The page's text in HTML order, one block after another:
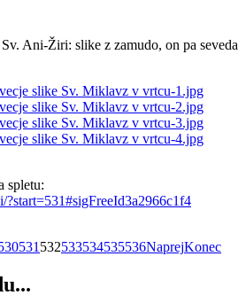
Ani-Žiri: slike z zamudo, on pa seveda
spletu:
531 532533534535536NaprejKonec